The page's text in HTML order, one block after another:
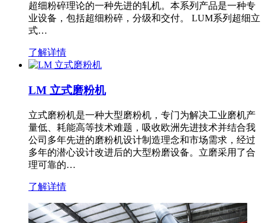
超细粉碎理论的一种先进的轧机。本系列产品是一种专
业设备，包括超细粉碎，分级和交付。 LUM系列超细立
式…
了解详情
LM 立式磨粉机
立式磨粉机是一种大型磨粉机，专门为解决工业磨机产
量低、耗能高等技术难题，吸收欧洲先进技术并结合我
公司多年先进的磨粉机设计制造理念和市场需求，经过
多年的潜心设计改进后的大型粉磨设备。立磨采用了合
理可靠的…
了解详情